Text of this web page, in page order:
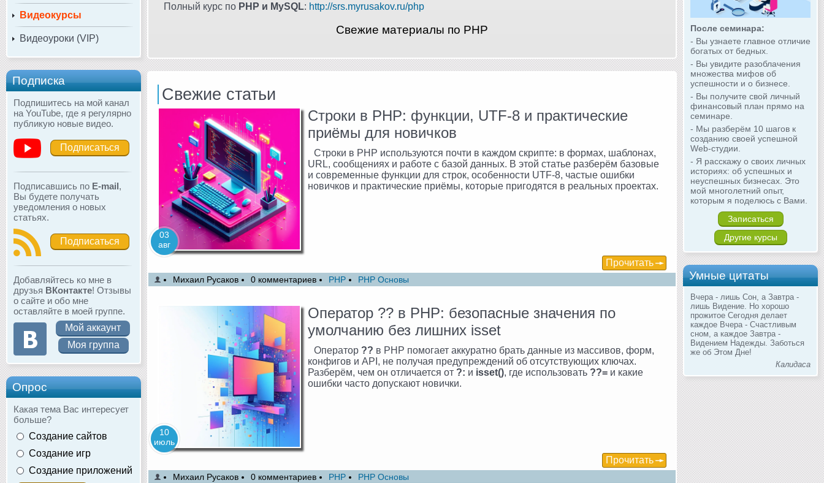
Видеокурсы
Видеоуроки (VIP)
Подписка
Подпишитесь на мой канал
на YouTube, где я регулярно
публикую новые видео.
Подписаться
Подписавшись по E-mail,
Вы будете получать
уведомления о новых
статьях.
Подписаться
Добавляйтесь ко мне в
друзья ВКонтакте! Отзывы
о сайте и обо мне
оставляйте в моей группе.
Мой аккаунт
Моя группа
Опрос
Какая тема Вас интересует
больше?
Создание сайтов
Создание игр
Создание приложений
После семинара:
- Вы узнаете главное отличие
богатых от бедных.
- Вы увидите разоблачения
множества мифов об
успешности и о бизнесе.
- Вы получите свой личный
финансовый план прямо на
семинаре.
- Мы разберём 10 шагов к
созданию своей успешной
Web-студии.
- Я расскажу о своих личных
историях: об успешных и
неуспешных бизнесах. Это
мой многолетний опыт,
которым я поделюсь с Вами.
Записаться
Другие курсы
Умные цитаты
Вчера - лишь Сон, а Завтра -
лишь Видение. Но хорошо
прожитое Сегодня делает
каждое Вчера - Счастливым
сном, а каждое Завтра -
Видением Надежды. Заботься
же об Этом Дне!
Калидаса
Полный курс по PHP и MySQL: http://srs.myrusakov.ru/php
Свежие материалы по PHP
Свежие статьи
03
авг
Строки в PHP: функции, UTF-8 и практические
приёмы для новичков
Строки в PHP используются почти в каждом скрипте: в формах, шаблонах,
URL, сообщениях и работе с базой данных. В этой статье разберём базовые
и современные функции для строк, особенности UTF-8, частые ошибки
новичков и практические приёмы, которые пригодятся в реальных проектах.
Прочитать
Михаил Русаков 0 комментариев PHP PHP Основы
10
июль
Оператор ?? в PHP: безопасные значения по
умолчанию без лишних isset
Оператор ?? в PHP помогает аккуратно брать данные из массивов, форм,
конфигов и API, не получая предупреждений об отсутствующих ключах.
Разберём, чем он отличается от ?: и isset(), где использовать ??= и какие
ошибки часто допускают новички.
Прочитать
Михаил Русаков 0 комментариев PHP PHP Основы